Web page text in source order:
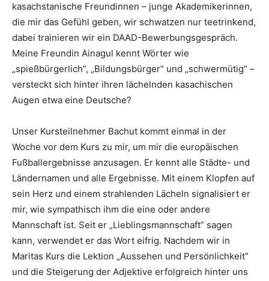
kasachstanische Freundinnen – junge Akademikerinnen,
die mir das Gefühl geben, wir schwatzen nur teetrinkend,
dabei trainieren wir ein DAAD-Bewerbungsgespräch.
Meine Freundin Ainagul kennt Wörter wie
„spießbürgerlich”, „Bildungsbürger” und „schwermütig” –
versteckt sich hinter ihren lächelnden kasachischen
Augen etwa eine Deutsche?
Unser Kursteilnehmer Bachut kommt einmal in der
Woche vor dem Kurs zu mir, um mir die europäischen
Fußballergebnisse anzusagen. Er kennt alle Städte- und
Ländernamen und alle Ergebnisse. Mit einem Klopfen auf
sein Herz und einem strahlenden Lächeln signalisiert er
mir, wie sympathisch ihm die eine oder andere
Mannschaft ist. Seit er „Lieblingsmannschaft” sagen
kann, verwendet er das Wort eifrig. Nachdem wir in
Maritas Kurs die Lektion „Aussehen und Persönlichkeit”
und die Steigerung der Adjektive erfolgreich hinter uns